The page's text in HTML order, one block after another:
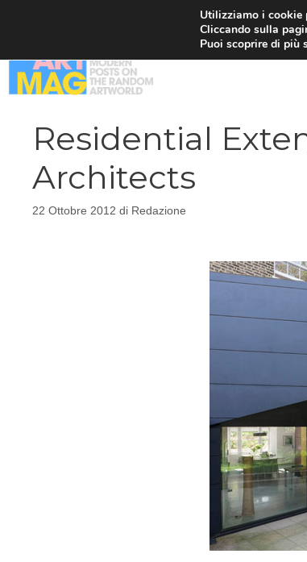
Residential
Architects
22 Ottobre 2012 di Redazione
Utilizziamo i cookie
Cliccando sulla
Puoi scoprire di